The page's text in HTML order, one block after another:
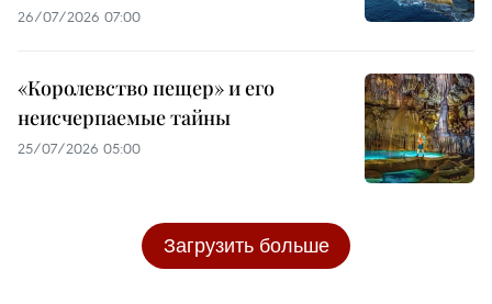
26/07/2026 07:00
«Королевство пещер» и его
неисчерпаемые тайны
25/07/2026 05:00
Загрузить больше